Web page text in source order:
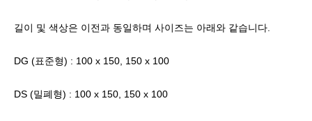
길이 및 색상은 이전과 동일하며 사이즈는 아래와 같습니다.
DG (표준형) : 100 x 150, 150 x 100
DS (밀폐형) : 100 x 150, 150 x 100